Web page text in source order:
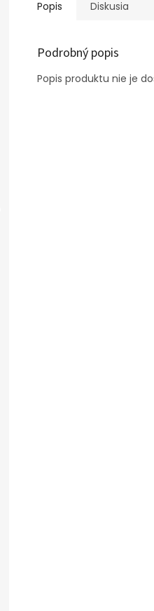
Popis Diskusia
Podrobný popis
Popis produktu nie je